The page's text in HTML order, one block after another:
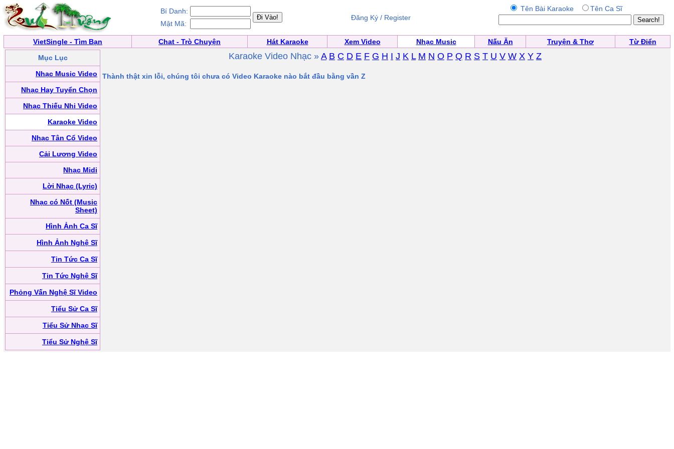
Bí Danh:
Mật Mã:
Đăng Ký / Register
Tên Bài Karaoke Tên Ca Sĩ
VietSingle - Tìm Bạn Chat - Trò Chuyện Hát Karaoke Xem Video Nhạc Music Nấu Ăn Truyện & Thơ
Từ Điển
Mục Lục
Nhạc Music Video
Nhạc Hay Tuyển Chọn
Nhạc Thiếu Nhi Video
Karaoke Video
Nhạc Tân Cổ Video
Cải Lương Video
Nhạc Midi
Lời Nhạc (Lyric)
Nhạc có Nốt (Music
Sheet)
Hình Ảnh Ca Sĩ
Hình Ảnh Nghệ Sĩ
Tin Tức Ca Sĩ
Tin Tức Nghệ Sĩ
Phỏng Vấn Nghệ Sĩ Video
Tiểu Sử Ca Sĩ
Tiểu Sử Nhạc Sĩ
Tiểu Sử Nghệ Sĩ
Karaoke Video Nhạc » A B C D E F G H I J K L M N O P Q R S T U V W X Y Z
Thành thật xin lỗi, chúng tôi chưa có Video Karaoke nào bắt đầu bằng vần Z